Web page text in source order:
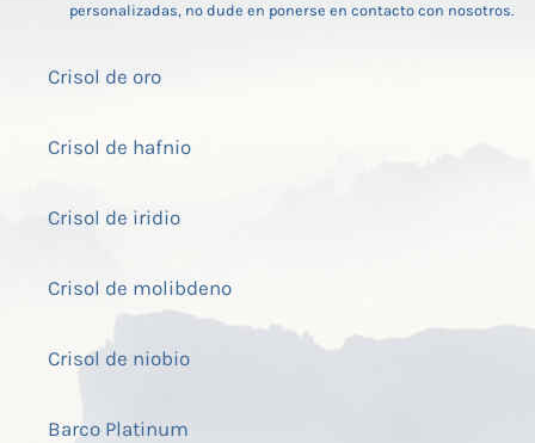
personalizadas, no dude en ponerse en contacto con nosotros.
Crisol de oro
Crisol de hafnio
Crisol de iridio
Crisol de molibdeno
Crisol de niobio
Barco Platinum